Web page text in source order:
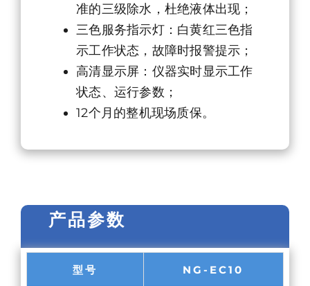
准的三级除水，杜绝液体出现；
三色服务指示灯：白黄红三色指
示工作状态，故障时报警提示；
高清显示屏：仪器实时显示工作
状态、运行参数；
12个月的整机现场质保。
产品参数
型号 NG-EC10